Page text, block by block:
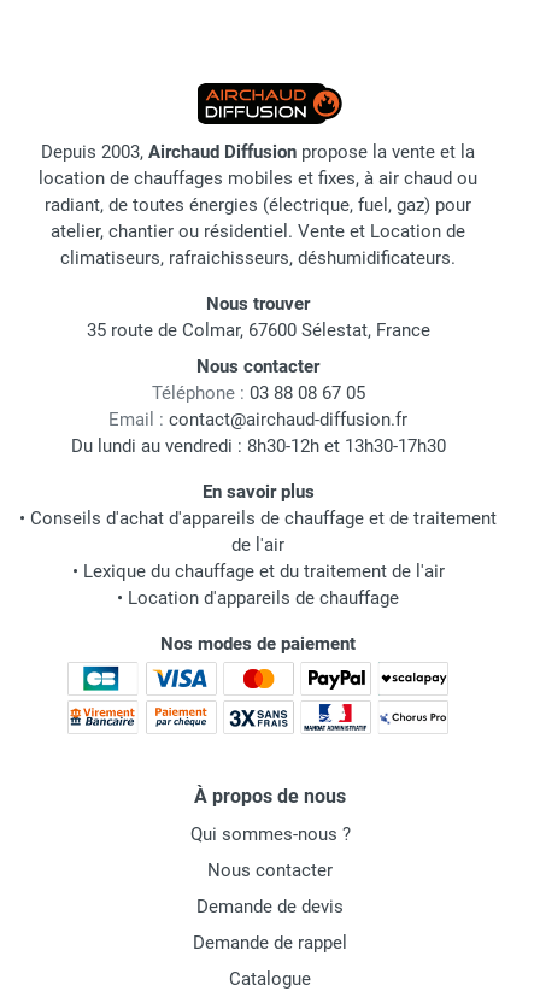
Depuis 2003, Airchaud Diffusion propose la vente et la
location de chauffages mobiles et fixes, à air chaud ou
radiant, de toutes énergies (électrique, fuel, gaz) pour
atelier, chantier ou résidentiel. Vente et Location de
climatiseurs, rafraichisseurs, déshumidificateurs.
Nous trouver
35 route de Colmar, 67600 Sélestat, France
Nous contacter
Téléphone : 03 88 08 67 05
Email : contact@airchaud-diffusion.fr
Du lundi au vendredi : 8h30-12h et 13h30-17h30
En savoir plus
• Conseils d'achat d'appareils de chauffage et de traitement
de l'air
• Lexique du chauffage et du traitement de l'air
• Location d'appareils de chauffage
Nos modes de paiement
À propos de nous
Qui sommes-nous ?
Nous contacter
Demande de devis
Demande de rappel
Catalogue